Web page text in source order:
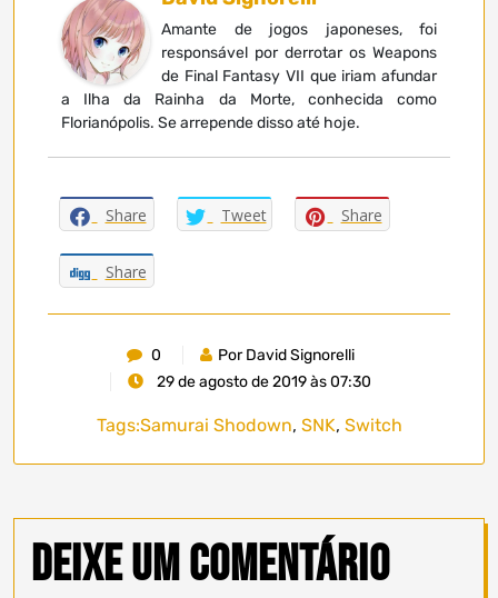
Amante de jogos japoneses, foi
responsável por derrotar os Weapons
de Final Fantasy VII que iriam afundar
a Ilha da Rainha da Morte, conhecida como
Florianópolis. Se arrepende disso até hoje.
Share Tweet Share
Share
0
Por David Signorelli
29 de agosto de 2019 às 07:30
Tags:Samurai Shodown, SNK, Switch
Deixe um comentário